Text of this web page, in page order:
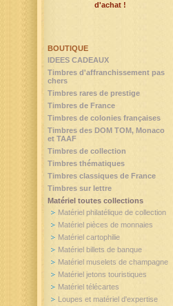
BOUTIQUE
IDEES CADEAUX
Timbres d'affranchissement pas
chers
Timbres rares de prestige
Timbres de France
Timbres de colonies françaises
Timbres des DOM TOM, Monaco
et TAAF
Timbres de collection
Timbres thématiques
Timbres classiques de France
Timbres sur lettre
Matériel toutes collections
Matériel philatélique de collection
Matériel pièces de monnaies
Matériel cartophilie
Matériel billets de banque
Matériel muselets de champagne
Matériel jetons touristiques
Matériel télécartes
Loupes et matériel d'expertise
d'achat !